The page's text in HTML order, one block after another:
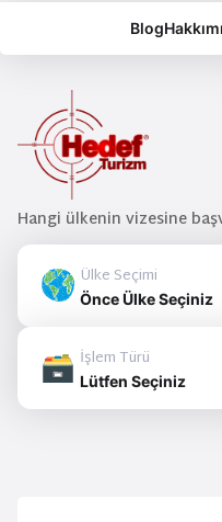
Hangi ülkenin vizesine
Ülke Seçimi
Önce Ülke Seçiniz
İşlem Türü
Lütfen Seçiniz
Blog